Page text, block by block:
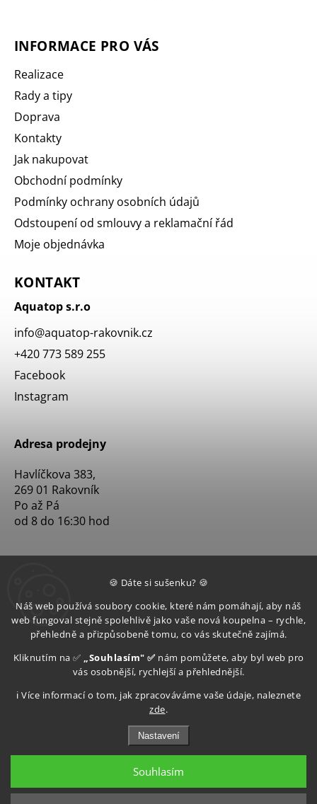
🍪 Dáte si sušenku? 🍪
Náš web používá soubory cookie, které nám pomáhají, aby náš
web fungoval stejně spolehlivě jako vaše nová koupelna – rychle,
přehledně a přizpůsobeně tomu, co vás skutečně zajímá.
Kliknutím na ✅ „Souhlasím" ✅ nám pomůžete, aby byl web pro
vás osobnější, rychlejší a přehlednější.
ℹ️ Více informací o tom, jak zpracováváme vaše údaje, naleznete
zde.
Nastavení
Souhlasím
INFORMACE PRO VÁS
Realizace
Rady a tipy
Doprava
Kontakty
Jak nakupovat
Obchodní podmínky
Podmínky ochrany osobních údajů
Odstoupení od smlouvy a reklamační řád
Moje objednávka
KONTAKT
Aquatop s.r.o
info@aquatop-rakovnik.cz
+420 773 589 255
Facebook
Instagram
Adresa prodejny
Havlíčkova 383,
269 01 Rakovník
Po až Pá
od 8 do 16:30 hod
Upravit nastavení cookies